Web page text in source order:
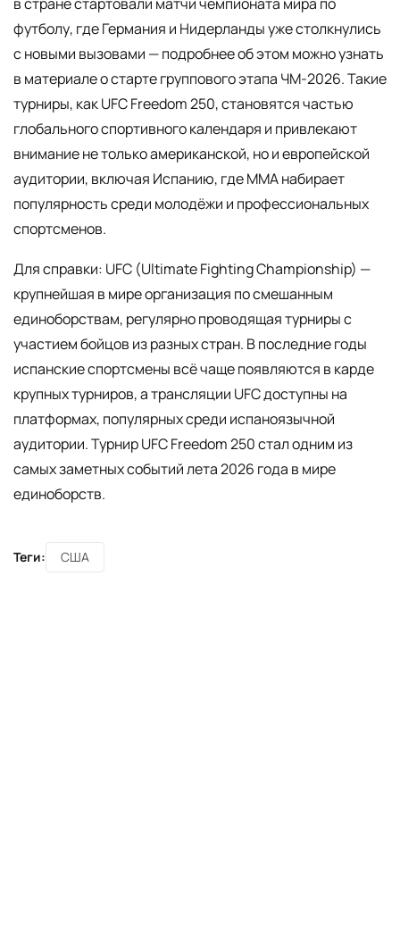
футболу, где Германия и Нидерланды уже столкнулись
с новыми вызовами — подробнее об этом можно узнать
в материале о старте группового этапа ЧМ-2026. Такие
турниры, как UFC Freedom 250, становятся частью
глобального спортивного календаря и привлекают
внимание не только американской, но и европейской
аудитории, включая Испанию, где ММА набирает
популярность среди молодёжи и профессиональных
спортсменов.
Для справки: UFC (Ultimate Fighting Championship) —
крупнейшая в мире организация по смешанным
единоборствам, регулярно проводящая турниры с
участием бойцов из разных стран. В последние годы
испанские спортсмены всё чаще появляются в карде
крупных турниров, а трансляции UFC доступны на
платформах, популярных среди испаноязычной
аудитории. Турнир UFC Freedom 250 стал одним из
самых заметных событий лета 2026 года в мире
единоборств.
Теги: США